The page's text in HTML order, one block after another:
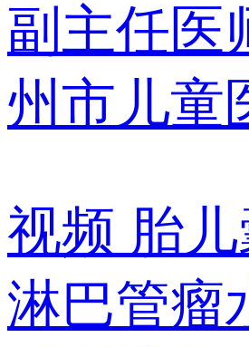
副主任医
州市儿童
视频 胎
淋巴管瘤